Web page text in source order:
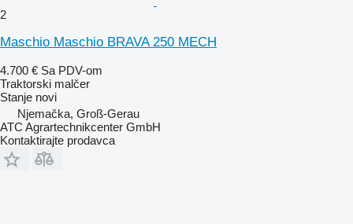
2
Maschio Maschio BRAVA 250 MECH
4.700 € Sa PDV-om
Traktorski malčer
Stanje novi
Njemačka, Groß-Gerau
ATC Agrartechnikcenter GmbH
Kontaktirajte prodavca